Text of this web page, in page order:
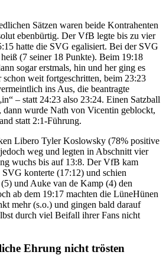
Sätzen waren beide Kontrahenten
ebenbürtig. Der VfB legte bis zu vier
hatte die SVG egalisiert. Bei der SVG
(7 seiner 18 Punkte). Beim 19:18
sogar erstmals, hin und her ging es
weit fortgeschritten, beim 23:23
ins Aus, die beantragte
– statt 24:23 also 23:24. Einen Satzball
wurde Nath von Vicentin geblockt,
statt 2:1-Führung.
Libero Tyler Koslowsky (78% positive
weg und legten in Abschnitt vier
wuchs bis auf 13:8. Der VfB kam
konterte (17:12) und schien
und Auke van de Kamp (4) den
ab dem 19:17 machten die LüneHünen
mehr (s.o.) und gingen bald darauf
durch viel Beifall ihrer Fans nicht
Ehrung nicht trösten